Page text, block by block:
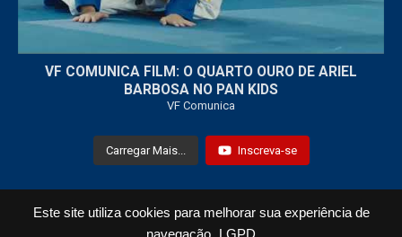
Este site utiliza cookies para melhorar sua experiência de
VF COMUNICA FILM: O QUARTO OURO DE ARIEL
BARBOSA NO PAN KIDS
VF Comunica
Carregar Mais... Inscreva-se